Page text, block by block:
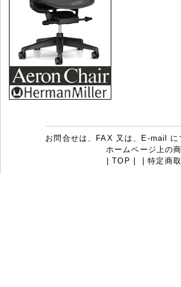
お問合せは、FAX 又は、E-mail
ホームページ上の
|TOP |特定商